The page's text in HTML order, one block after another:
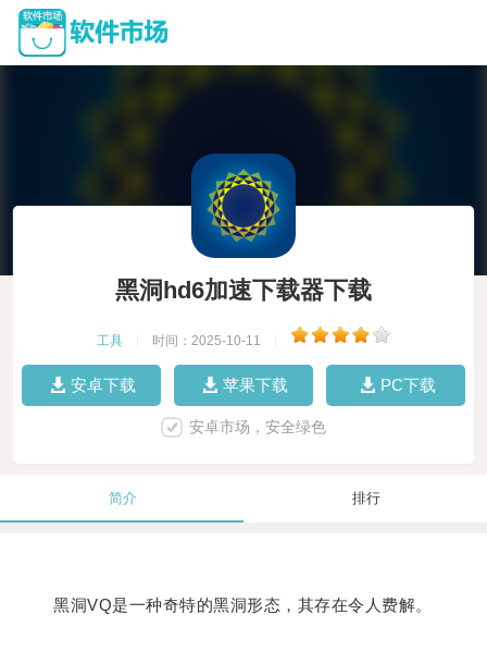
黑洞hd6加速下载器下载
工具 时间：2025-10-11
安卓下载 苹果下载 PC下载
安卓市场，安全绿色
简介 排行
黑洞VQ是一种奇特的黑洞形态，其存在令人费解。